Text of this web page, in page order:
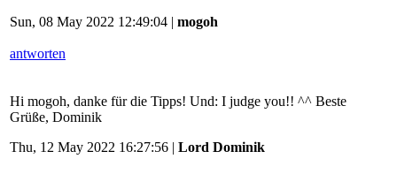
Sun, 08 May 2022 12:49:04 | mogoh
antworten
Hi mogoh, danke für die Tipps! Und: I judge you!! ^^ Beste
Grüße, Dominik
Thu, 12 May 2022 16:27:56 | Lord Dominik